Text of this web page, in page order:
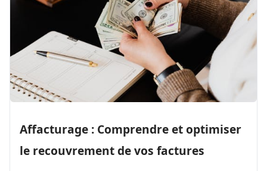
Affacturage : Comprendre et optimiser
le recouvrement de vos factures